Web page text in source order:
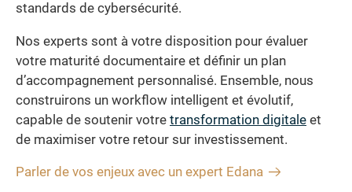
standards de cybersécurité.
Nos experts sont à votre disposition pour évaluer
votre maturité documentaire et définir un plan
d’accompagnement personnalisé. Ensemble, nous
construirons un workflow intelligent et évolutif,
capable de soutenir votre transformation digitale et
de maximiser votre retour sur investissement.
Parler de vos enjeux avec un expert Edana